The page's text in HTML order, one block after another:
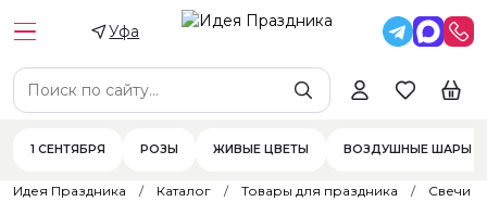
Уфа
1 СЕНТЯБРЯ РОЗЫ ЖИВЫЕ ЦВЕТЫ ВОЗДУШНЫЕ ШАРЫ
Идея Праздника Каталог Товары для праздника Свечи